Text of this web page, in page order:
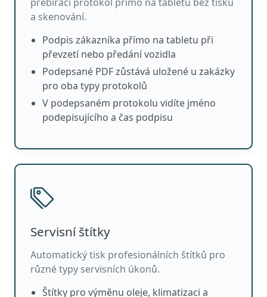
a skenování.
Podpis zákazníka přímo na tabletu při
převzetí nebo předání vozidla
Podepsané PDF zůstává uložené u zakázky
pro oba typy protokolů
V podepsaném protokolu vidíte jméno
podepisujícího a čas podpisu
Servisní štítky
Automatický tisk profesionálních štítků pro
různé typy servisních úkonů.
Štítky pro výměnu oleje, klimatizaci a